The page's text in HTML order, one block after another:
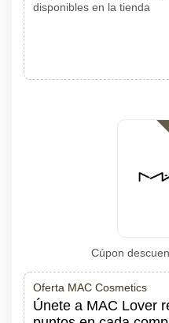
disponibles en la tienda
Cúpon
Oferta MAC Cosmetics
Únete a MAC Lover